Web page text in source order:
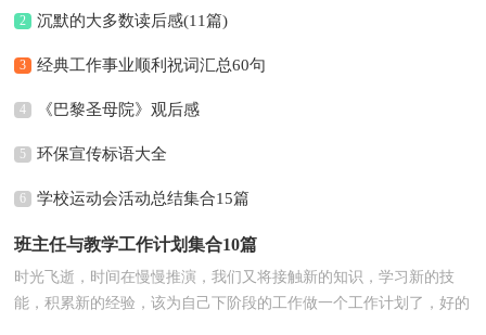
2 沉默的大多数读后感(11篇)
3 经典工作事业顺利祝词汇总60句
4 《巴黎圣母院》观后感
5 环保宣传标语大全
6 学校运动会活动总结集合15篇
班主任与教学工作计划集合10篇
时光飞逝，时间在慢慢推演，我们又将接触新的知识，学习新的技
能，积累新的经验，该为自己下阶段的工作做一个工作计划了，好的